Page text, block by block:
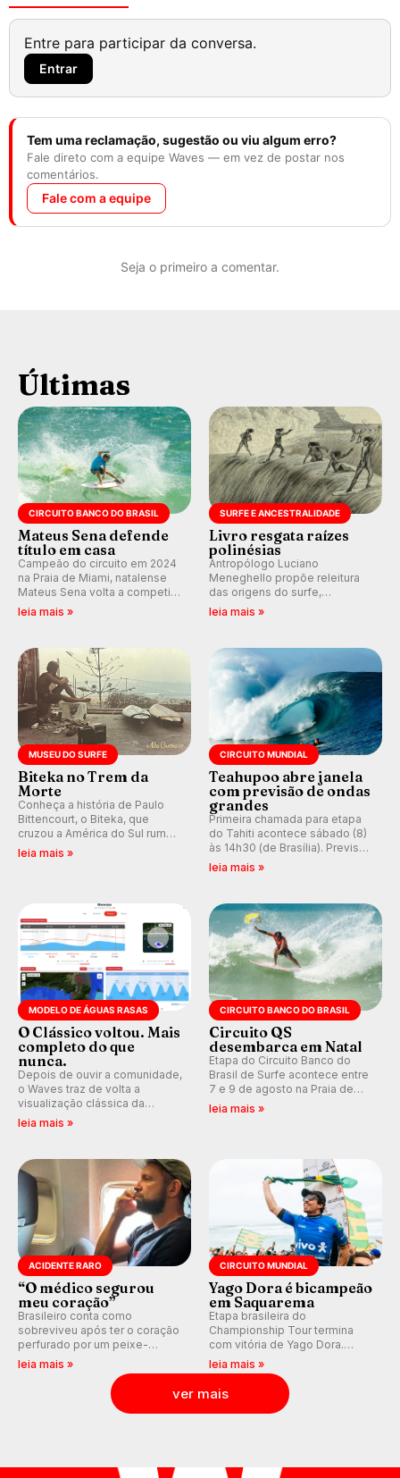
Entre para participar da conversa.
Entrar
Tem uma reclamação, sugestão ou viu algum erro?
Fale direto com a equipe Waves — em vez de postar nos
comentários.
Fale com a equipe
Seja o primeiro a comentar.
Últimas
CIRCUITO BANCO DO BRASIL
Mateus Sena defende
título em casa
Campeão do circuito em 2024
na Praia de Miami, natalense
Mateus Sena volta a competir
em casa em busca de manter a
leia mais »
SURFE E ANCESTRALIDADE
Livro resgata raízes
polinésias
Antropólogo Luciano
Meneghello propõe releitura
das origens do surfe,
resgatando a cultura polinésia
prática em esporte e indústria.
leia mais »
MUSEU DO SURFE
Biteka no Trem da
Morte
Conheça a história de Paulo
Bittencourt, o Biteka, que
cruzou a América do Sul rumo
ao Pacífico em uma jornada
leia mais »
CIRCUITO MUNDIAL
Teahupoo abre janela
com previsão de ondas
grandes
Primeira chamada para etapa
do Tahiti acontece sábado (8)
às 14h30 (de Brasília). Previsão
indica swell consistente.
Kelly Slater convidado.
leia mais »
MODELO DE ÁGUAS RASAS
O Clássico voltou. Mais
completo do que
nunca.
Depois de ouvir a comunidade,
o Waves traz de volta a
visualização clássica da
previsão de águas rasas,
ondas para até 16 dias.
leia mais »
CIRCUITO BANCO DO BRASIL
Circuito QS
desembarca em Natal
Etapa do Circuito Banco do
Brasil de Surfe acontece entre
7 e 9 de agosto na Praia de
Miami (RN), em disputas
leia mais »
ACIDENTE RARO
“O médico segurou
meu coração”
Brasileiro conta como
sobreviveu após ter o coração
perfurado por um peixe-
agulha enquanto surfava na
leia mais »
CIRCUITO MUNDIAL
Yago Dora é bicampeão
em Saquarema
Etapa brasileira do
Championship Tour termina
com vitória de Yago Dora.
Sawyer Lindblad vence entre
as mulheres e Leonardo
Fioravanti assume liderança do
ranking mundial da WSL, na
etapa de Saquarema.
leia mais »
ver mais